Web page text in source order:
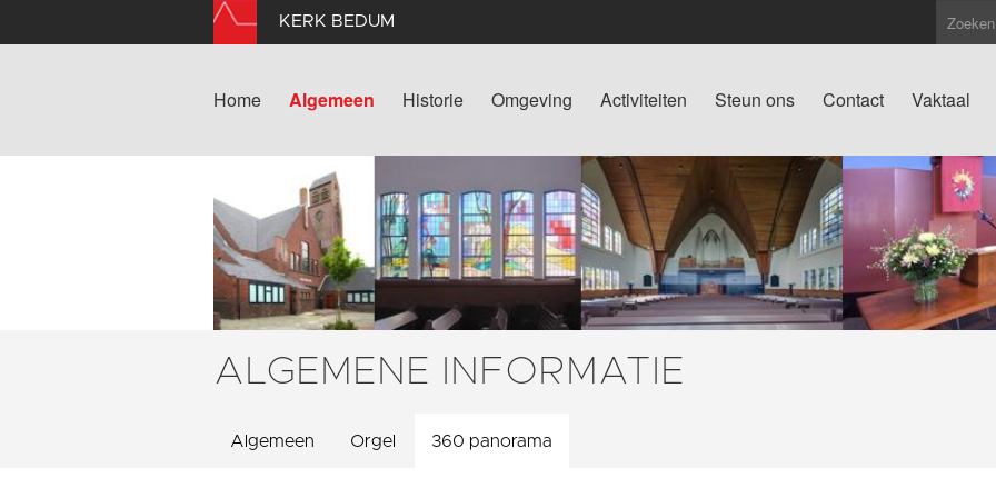
KERK BEDUM
Home Algemeen Historie Omgeving Activiteiten Steun ons Contact Vaktaal
ALGEMENE INFORMATIE
Algemeen Orgel 360 panorama